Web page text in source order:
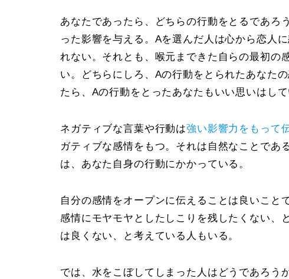
あなたであったら、どちらの行動をとるであろ
った影響を与える。 Aを選んだ人は心から恋人
れない。それとも、喉元まできた自らの最初の
い。どちらにしろ、 Aの行動をとられたあなた
たら、 Aの行動をとったあなたもいい思いはして
ネガティブな言葉や行動は強い影響力をもって
ガティブな感情をもつ。それは自然なことであ
は、あなた自身の行動にかかっている。
自分の感情をオープンに伝えることは良いこと
感情にモヤモヤとしたしこりを残したくない、
は良くない、と考えている人もいる。
では、水をこぼしてしまった人はどうであろう